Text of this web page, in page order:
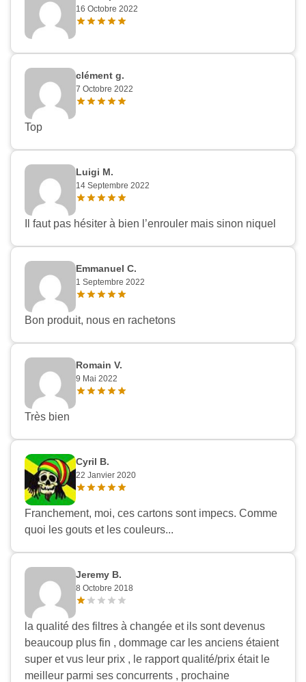
16 Octobre 2022
clément g.
7 Octobre 2022
Top
Luigi M.
14 Septembre 2022
Il faut pas hésiter à bien l’enrouler mais sinon niquel
Emmanuel C.
1 Septembre 2022
Bon produit, nous en rachetons
Romain V.
9 Mai 2022
Très bien
Cyril B.
22 Janvier 2020
Franchement, moi, ces cartons sont impecs. Comme
quoi les gouts et les couleurs...
Jeremy B.
8 Octobre 2018
la qualité des filtres à changée et ils sont devenus
beaucoup plus fin , dommage car les anciens étaient
super et vus leur prix , le rapport qualité/prix était le
meilleur parmi ses concurrents , prochaine